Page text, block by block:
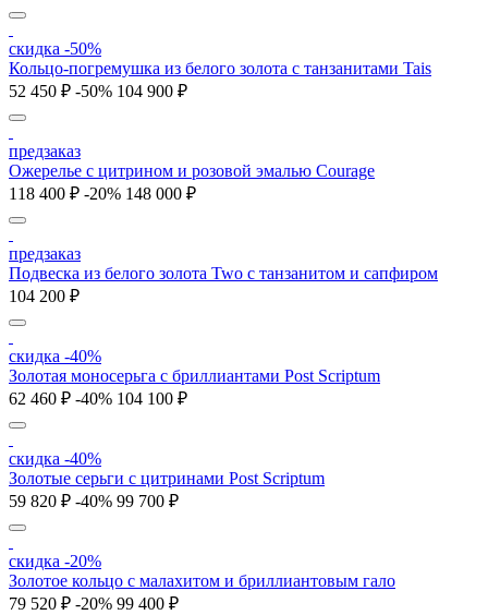
скидка -50%
Кольцо-погремушка из белого золота с танзанитами Tais
52 450 ₽ -50% 104 900 ₽
предзаказ
Ожерелье с цитрином и розовой эмалью Courage
118 400 ₽ -20% 148 000 ₽
предзаказ
Подвеска из белого золота Two с танзанитом и сапфиром
104 200 ₽
скидка -40%
Золотая моносерьга с бриллиантами Post Scriptum
62 460 ₽ -40% 104 100 ₽
скидка -40%
Золотые серьги с цитринами Post Scriptum
59 820 ₽ -40% 99 700 ₽
скидка -20%
Золотое кольцо с малахитом и бриллиантовым гало
79 520 ₽ -20% 99 400 ₽